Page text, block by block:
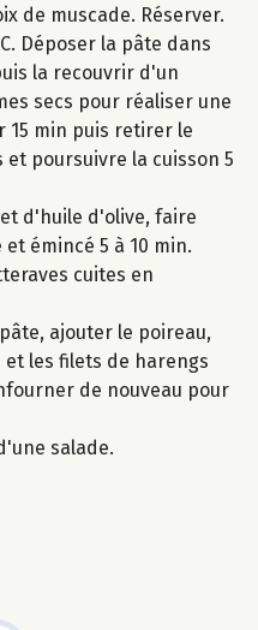
de muscade. Réserver.
Déposer la pâte dans
la recouvrir d'un
secs pour réaliser une
15 min puis retirer le
et poursuivre la cuisson 5
d'huile d'olive, faire
émincé 5 à 10 min.
cuites en
ajouter le poireau,
les filets de harengs
de nouveau pour
salade.